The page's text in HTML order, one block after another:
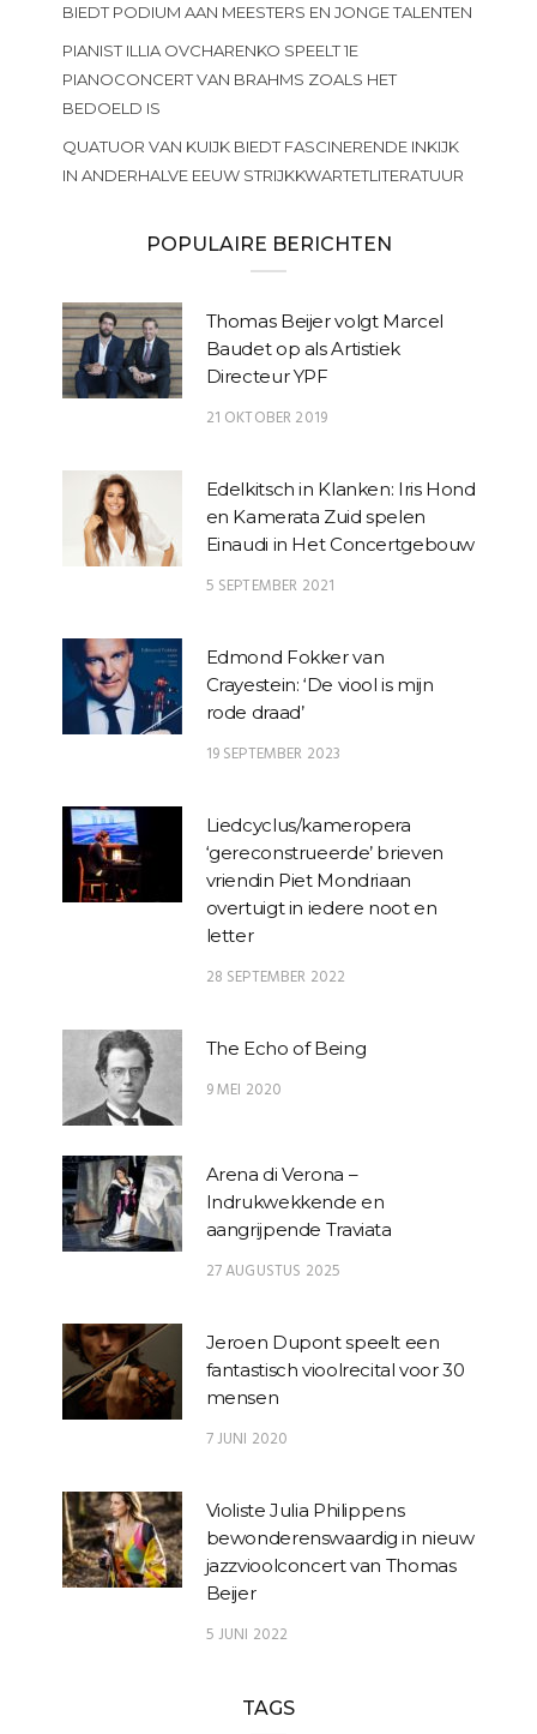
BIEDT PODIUM AAN MEESTERS EN JONGE TALENTEN
PIANIST ILLIA OVCHARENKO SPEELT 1E
PIANOCONCERT VAN BRAHMS ZOALS HET
BEDOELD IS
QUATUOR VAN KUIJK BIEDT FASCINERENDE INKIJK
IN ANDERHALVE EEUW STRIJKKWARTETLITERATUUR
POPULAIRE BERICHTEN
Thomas Beijer volgt Marcel
Baudet op als Artistiek
Directeur YPF
21 OKTOBER 2019
Edelkitsch in Klanken: Iris Hond
en Kamerata Zuid spelen
Einaudi in Het Concertgebouw
5 SEPTEMBER 2021
Edmond Fokker van
Crayestein: ‘De viool is mijn
rode draad’
19 SEPTEMBER 2023
Liedcyclus/kameropera
‘gereconstrueerde’ brieven
vriendin Piet Mondriaan
overtuigt in iedere noot en
letter
28 SEPTEMBER 2022
The Echo of Being
9 MEI 2020
Arena di Verona –
Indrukwekkende en
aangrijpende Traviata
27 AUGUSTUS 2025
Jeroen Dupont speelt een
fantastisch vioolrecital voor 30
mensen
7 JUNI 2020
Violiste Julia Philippens
bewonderenswaardig in nieuw
jazzvioolconcert van Thomas
Beijer
5 JUNI 2022
TAGS